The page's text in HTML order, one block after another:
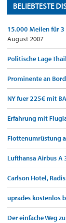
BELIEBTESTE
15.000 Meilen für 3
August 2007
Politische Lage
Prominente an
NY fuer 225€ mit BA
Erfahrung mit
Flottenumrüstung
Lufthansa Airbus A
Carlson Hotel,
uprades kostenlos
Der einfache Weg